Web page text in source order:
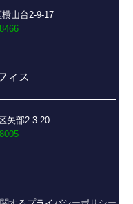
山台2-9-17
ィス
矢部2-3-20